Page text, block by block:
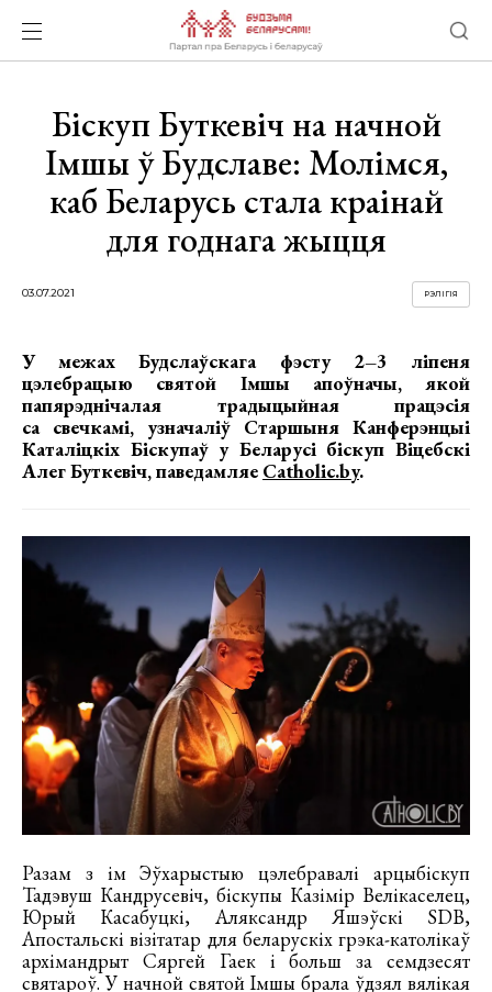
Біскуп Буткевіч на начной
Імшы ў Будславе: Молімся,
каб Беларусь стала краінай
для годнага жыцця
03.07.2021 РЭЛІГІЯ
У межах Будслаўскага фэсту 2–3 ліпеня
цэлебрацыю святой Імшы апоўначы, якой
папярэднічалая традыцыйная працэсія
са свечкамі, узначаліў Старшыня Канферэнцыі
Каталіцкіх Біскупаў у Беларусі біскуп Віцебскі
Алег Буткевіч, паведамляе Catholic.by.
Разам з ім Эўхарыстыю цэлебравалі арцыбіскуп
Тадэвуш Кандрусевіч, біскупы Казімір Велікаселец,
Юрый Касабуцкі, Аляксандр Яшэўскі SDB,
Апостальскі візітатар для беларускіх грэка-католікаў
архімандрыт Сяргей Гаек і больш за семдзесят
святароў. У начной святой Імшы брала ўдзял вялікая